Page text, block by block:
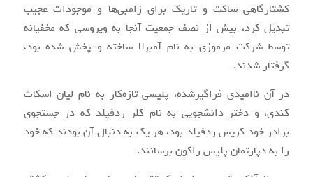
کشتارگاهی ساکت و تاریک برای زامبی‌ها و موجودات عجیب
تبدیل کرد، بیش از نصف جمعیت آنجا به ویروسی که مخفیانه
توسط شرکت مرموزی به نام آمبرلا ساخته و پخش شده بود،
گرفتار شدند.
در آن ناامیدی فراگیرشده، پلیسی تازه‌کار به نام لیان اسکات
کندی، و دختر دانشجویی به نام کلر ردفیلد که در جستجوی
برادر خود کریس ردفیلد بود، هر یک به دنبال آن بودند که خود
را به دپارتمان پلیس راکون برسانند.